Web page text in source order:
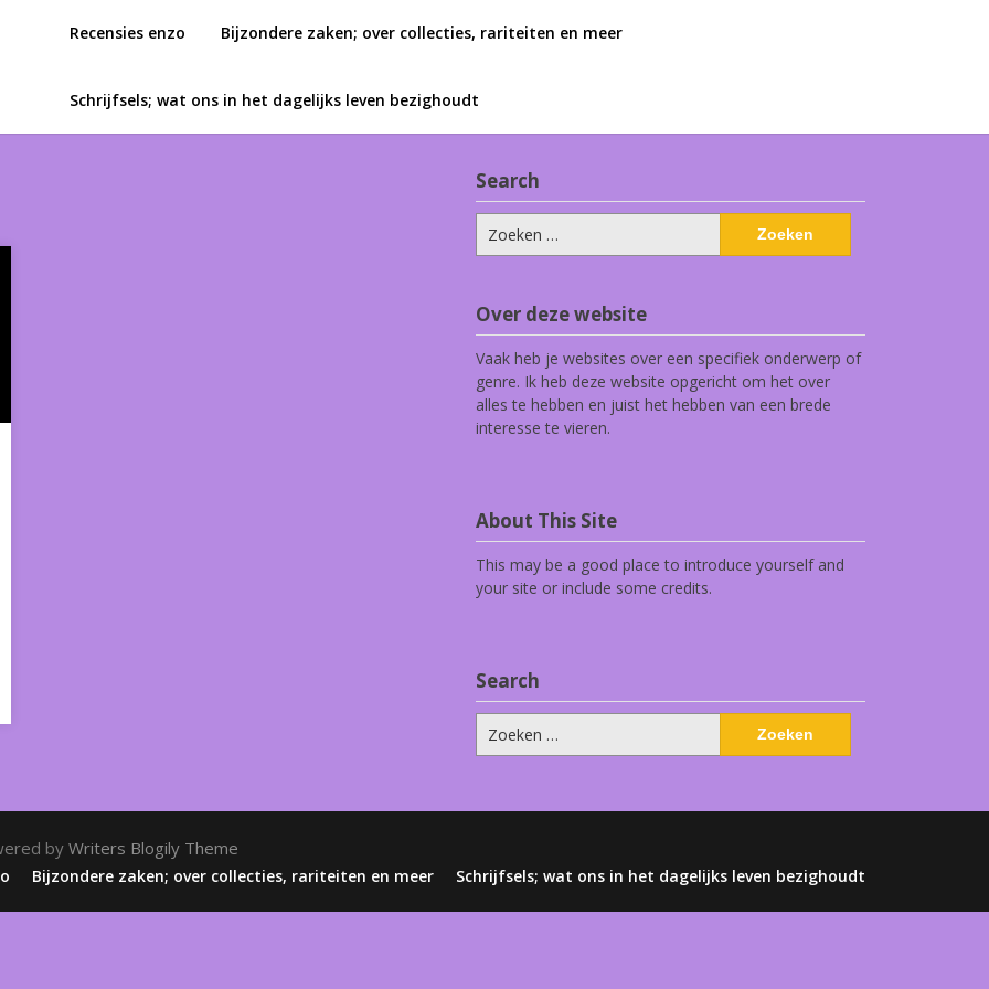
Recensies enzo Bijzondere zaken; over collecties, rariteiten en meer
Schrijfsels; wat ons in het dagelijks leven bezighoudt
Search
naar:
Over deze website
Vaak heb je websites over een specifiek onderwerp of
genre. Ik heb deze website opgericht om het over
alles te hebben en juist het hebben van een brede
interesse te vieren.
About This Site
This may be a good place to introduce yourself and
your site or include some credits.
Search
naar:
by Writers Blogily Theme
Bijzondere zaken; over collecties, rariteiten en meer Schrijfsels; wat ons in het dagelijks leven bezighoudt